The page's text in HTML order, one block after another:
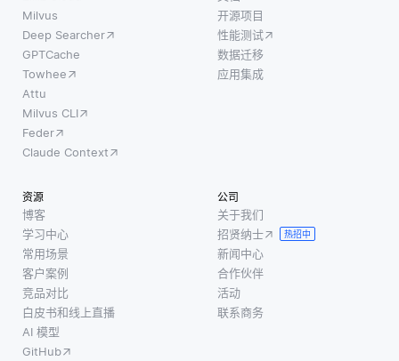
Milvus
Deep Searcher
GPTCache
Towhee
Attu
Milvus CLI
Feder
Claude Context
开源项目
性能测试
数据迁移
应用集成
资源
博客
学习中心
常用场景
客户案例
竞品对比
白皮书和线上直播
AI 模型
GitHub
公司
关于我们
招贤纳士
热招中
新闻中心
合作伙伴
活动
联系商务